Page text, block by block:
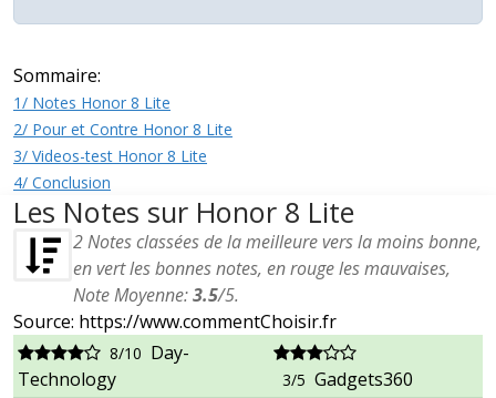
Sommaire:
1/ Notes Honor 8 Lite
2/ Pour et Contre Honor 8 Lite
3/ Videos-test Honor 8 Lite
4/ Conclusion
Les Notes sur Honor 8 Lite
2Notes classées de la meilleure vers la moins bonne,
en vert les bonnes notes, en rouge les mauvaises,
Note Moyenne:3.5/5.
Source: https://www.commentChoisir.fr
8/10 Day-
Technology
3/5 Gadgets360